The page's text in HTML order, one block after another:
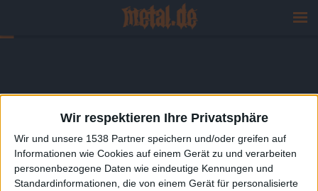
Wir respektieren Ihre Privatsphäre
Wir und unsere 1538 Partner speichern und/oder greifen auf
Informationen wie Cookies auf einem Gerät zu und verarbeiten
personenbezogene Daten wie eindeutige Kennungen und
Standardinformationen, die von einem Gerät für personalisierte